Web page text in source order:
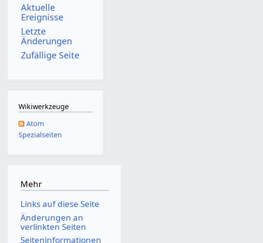
Aktuelle
Ereignisse
Letzte
Änderungen
Zufällige Seite
Wikiwerkzeuge
Atom
Spezialseiten
Mehr
Links auf diese Seite
Änderungen an
verlinkten Seiten
Seiten­­informationen